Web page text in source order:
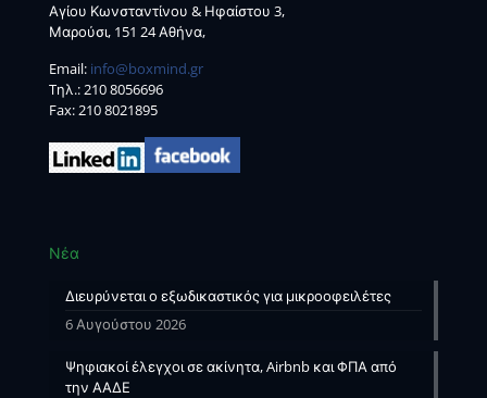
Αγίου Κωνσταντίνου & Ηφαίστου 3,
Μαρούσι, 151 24 Αθήνα,
Email: info@boxmind.gr
Tηλ.:210 8056696
Fax: 210 8021895
Νέα
Διευρύνεται ο εξωδικαστικός για μικροοφειλέτες
6 Αυγούστου 2026
Ψηφιακοί έλεγχοι σε ακίνητα, Airbnb και ΦΠΑ από
την ΑΑΔΕ